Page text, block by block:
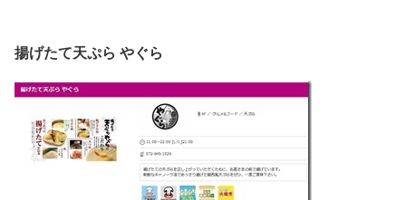
揚げたて天ぷら やぐら